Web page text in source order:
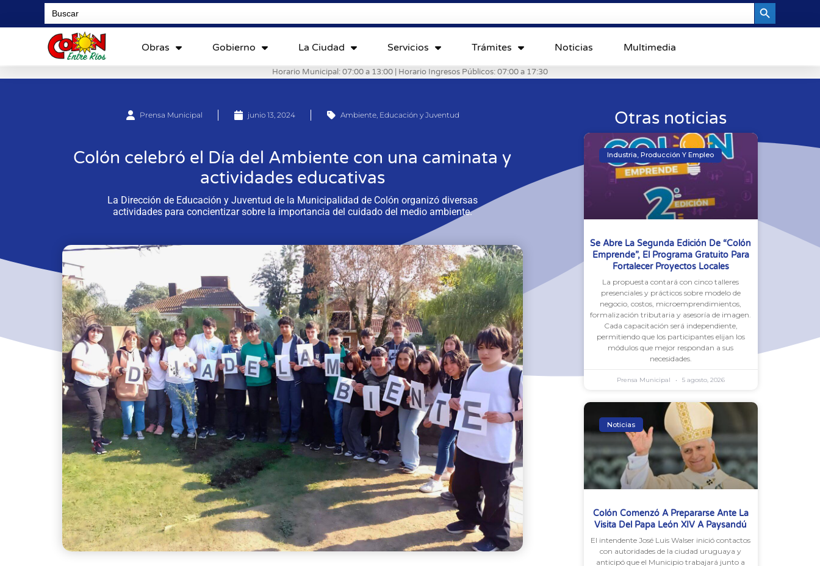
Search
for:
Obras Gobierno La Ciudad Servicios Trámites Noticias Multimedia
Horario Municipal: 07:00 a 13:00 | Horario Ingresos Públicos: 07:00 a 17:30
Prensa Municipal junio 13, 2024 Ambiente, Educación y Juventud
Colón celebró el Día del Ambiente con una caminata y
actividades educativas
La Dirección de Educación y Juventud de la Municipalidad de Colón organizó diversas
actividades para concientizar sobre la importancia del cuidado del medio ambiente.
Otras noticias
Industria, Producción Y Empleo
Se Abre La Segunda Edición De “Colón
Emprende”, El Programa Gratuito Para
Fortalecer Proyectos Locales
La propuesta contará con cinco talleres
presenciales y prácticos sobre modelo de
negocio, costos, microemprendimientos,
formalización tributaria y asesoría de imagen.
Cada capacitación será independiente,
permitiendo que los participantes elijan los
módulos que mejor respondan a sus
necesidades.
Prensa Municipal 5 agosto, 2026
Noticias
Colón Comenzó A Prepararse Ante La
Visita Del Papa León XIV A Paysandú
El intendente José Luis Walser inició contactos
con autoridades de la ciudad uruguaya y
anticipó que el Municipio trabajará junto a